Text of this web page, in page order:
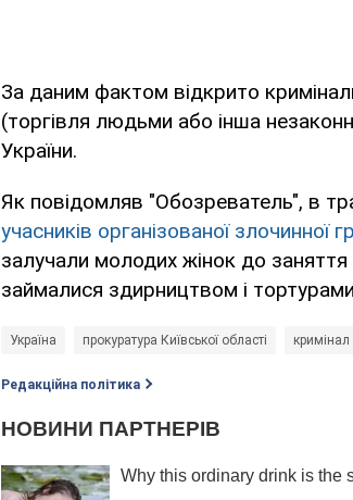
За даним фактом відкрито
(торгівля людьми або інша
України.
Як повідомляв "Обозреватель", в
учасників організованої злочинної
залучали молодих жінок до
займалися здирництвом і
Україна прокуратура Київської області кримінал
Редакційна політика